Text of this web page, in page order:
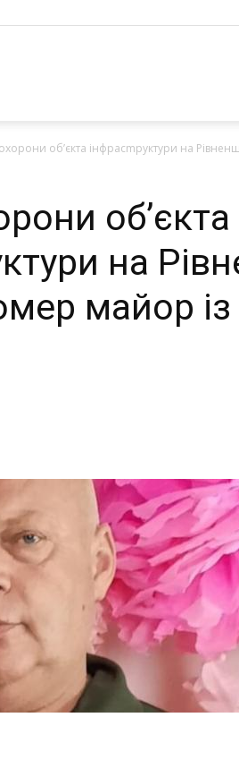
об’єкта інфрасmруктури на
об’єкта
на
майор із